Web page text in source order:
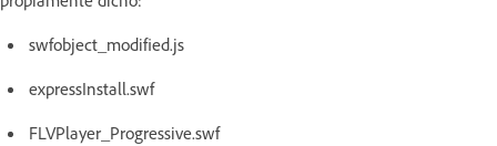
swfobject_modified.js
expressInstall.swf
FLVPlayer_Progressive.swf